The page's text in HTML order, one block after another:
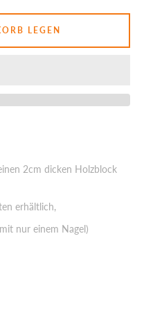
2cm dicken Holzblock
erhältlich,
nur einem Nagel)
LEGEN